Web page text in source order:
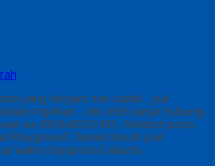
yang elegant nan cantik , yuk
inginkan . info lebih lanjut hubungi
wa 085643522435, Related posts:
Playground Taman Murah jual
water playground jakarta